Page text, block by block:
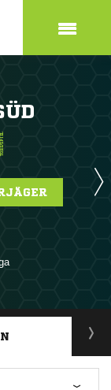
TORE/SPIEL